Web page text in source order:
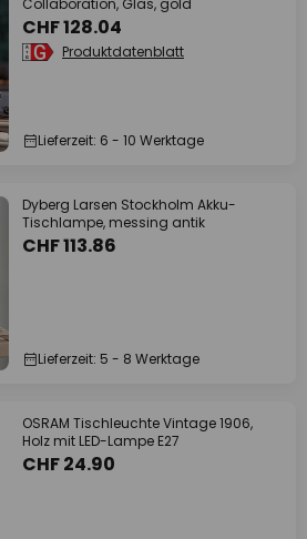
Collaboration, Glas, gold
CHF 128.04
Produktdatenblatt
Lieferzeit: 6 - 10 Werktage
Dyberg Larsen Stockholm Akku-
Tischlampe, messing antik
CHF 113.86
Lieferzeit: 5 - 8 Werktage
OSRAM Tischleuchte Vintage 1906,
Holz mit LED-Lampe E27
CHF 24.90